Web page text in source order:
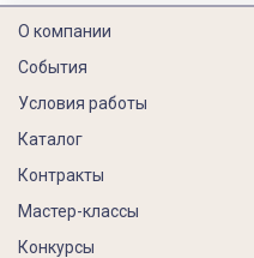
О компании
События
Условия работы
Каталог
Контракты
Мастер-классы
Конкурсы